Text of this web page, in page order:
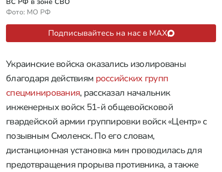
Геленджик»: успехи ВС РФ к утру 5
августа